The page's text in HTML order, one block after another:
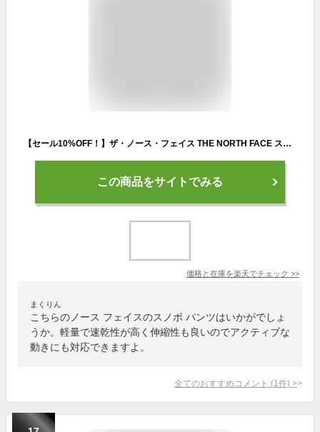
【セール10%OFF！】ザ・ノース・フェイス THE NORTH FACE スノボー スノボ スノーボード ウェア ボトムス ロング パンツ 長ズボン レイバック パンツ LAYBACK Pant NB82510-AG メンズ レディース ユニセックス 25-26
この商品をサイトでみる
価格と在庫を楽天でチェック >>
まくりん
こちらのノース フェイスのスノボ パンツはいかがでしょ
うか。軽量で速乾性が高く伸縮性も良いのでアクティブな
動きにも対応できますよ。
全てのおすすめコメント (1 件) >